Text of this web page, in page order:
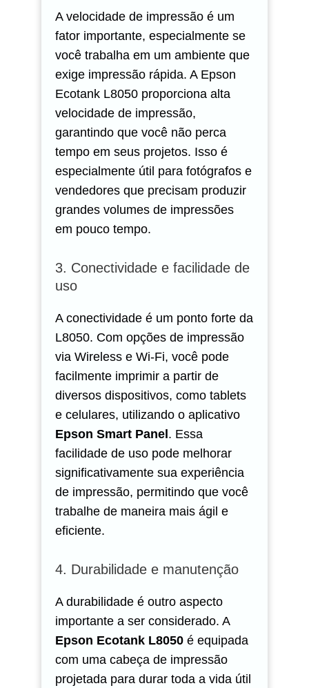
A velocidade de impressão é um
fator importante, especialmente se
você trabalha em um ambiente que
exige impressão rápida. A Epson
Ecotank L8050 proporciona alta
velocidade de impressão,
garantindo que você não perca
tempo em seus projetos. Isso é
especialmente útil para fotógrafos e
vendedores que precisam produzir
grandes volumes de impressões
em pouco tempo.
3. Conectividade e facilidade de
uso
A conectividade é um ponto forte da
L8050. Com opções de impressão
via Wireless e Wi-Fi, você pode
facilmente imprimir a partir de
diversos dispositivos, como tablets
e celulares, utilizando o aplicativo
Epson Smart Panel . Essa
facilidade de uso pode melhorar
significativamente sua experiência
de impressão, permitindo que você
trabalhe de maneira mais ágil e
eficiente.
4. Durabilidade e manutenção
A durabilidade é outro aspecto
importante a ser considerado. A
Epson Ecotank L8050 é equipada
com uma cabeça de impressão
projetada para durar toda a vida útil